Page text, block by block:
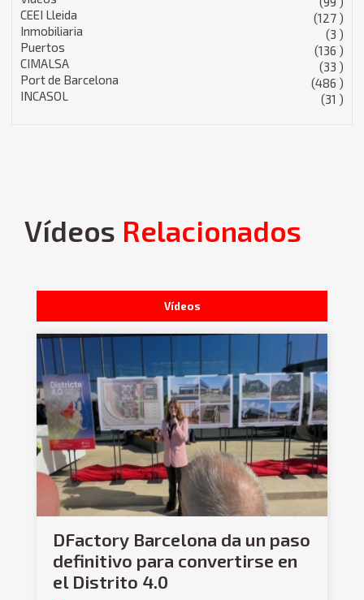
CEEI Lleida
(127 )
Inmobiliaria
(3 )
Puertos
(136 )
CIMALSA
(33 )
Port de Barcelona
(486 )
INCASOL
(31 )
Vídeos Relacionados
Vídeos
DFactory Barcelona da un paso
definitivo para convertirse en
el Distrito 4.0